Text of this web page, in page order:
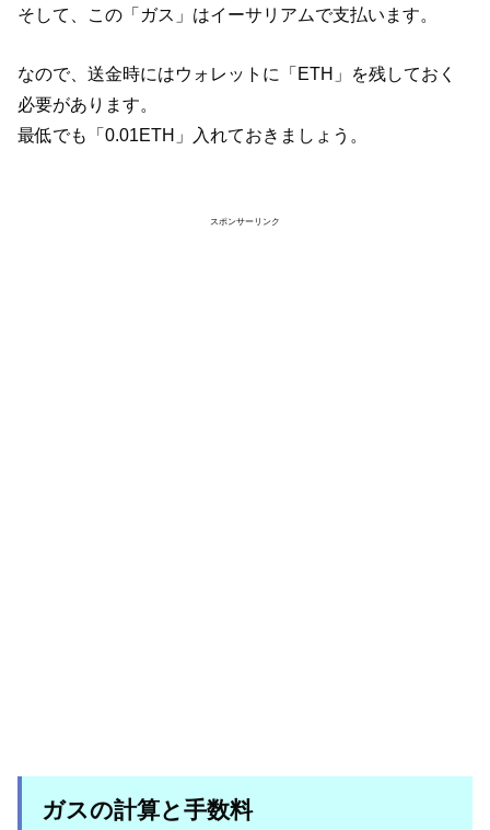
そして、この「ガス」はイーサリアムで支払います。
なので、送金時にはウォレットに「ETH」を残しておく
必要があります。
最低でも「0.01ETH」入れておきましょう。
スポンサーリンク
ガスの計算と手数料